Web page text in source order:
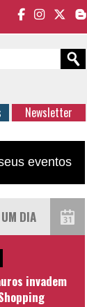
Newsletter
eventos
invadem